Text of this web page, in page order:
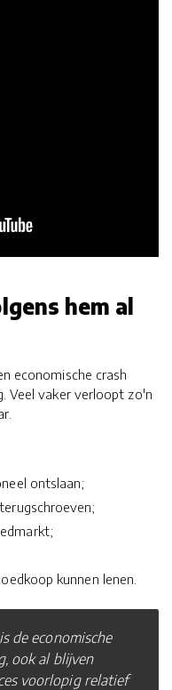
hem al
economische crash
Veel vaker verloopt zo'n
ontslaan;
kunnen lenen.
de economische
ook al blijven
voorlopig relatief